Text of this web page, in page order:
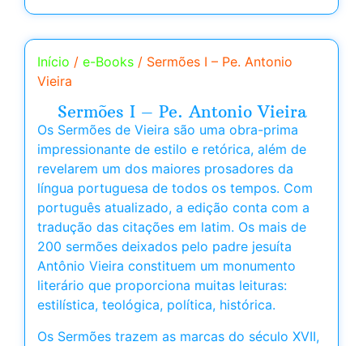
Início / e-Books / Sermões I – Pe. Antonio
Vieira
Sermões I – Pe. Antonio Vieira
Os Sermões de Vieira são uma obra-prima
impressionante de estilo e retórica, além de
revelarem um dos maiores prosadores da
língua portuguesa de todos os tempos. Com
português atualizado, a edição conta com a
tradução das citações em latim. Os mais de
200 sermões deixados pelo padre jesuíta
Antônio Vieira constituem um monumento
literário que proporciona muitas leituras:
estilística, teológica, política, histórica.
Os Sermões trazem as marcas do século XVII,